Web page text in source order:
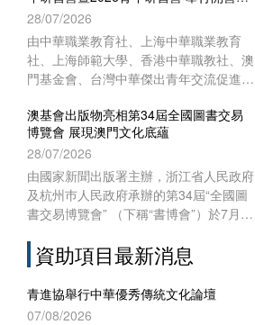
澳門特別行政區聯絡辦公室宣傳文體部、
經濟部和澳門基金會作為澳門協辦單位，
一共組織了45位澳門代表前往內蒙古自
治區出席活動。
式
28/07/2026
由中華職業教育社、上海中華職業教育
社、上海師範大學、香港中華職教社、澳
門基金會、台灣中華傑出青年交流促進會
國教科文組織教師教育中心協辦之“青年
匯‧文化緣‧中華情——第十五屆台灣青年
研習營暨2026青年研習營”開營儀式於
2026年7月28日上午在上海聯合國教科文
組織教師教育中心舉行。來自台灣、香
港、澳門29所院校的60多名師生，和上
為期七天的文化交流與研習體驗之旅。
澳基會出版物亮相第34屆全國圖書交易
博覽會 展現澳門文化底蘊
28/07/2026
由國家新聞出版署主辦，浙江省人民政府
及杭州巿人民政府承辦的第34屆“全國圖
書交易博覽會” （下稱“書博會”）於7月
利舉行。澳門基金會作為澳門出版界代表
再度參展，攜近年出版的多領域精品圖書
亮相，向內地及各地讀者展現澳門豐富的
出版成果與文化底蘊。
資助項目最新消息
青進協舉行中華優秀傳統文化論壇
07/08/2026